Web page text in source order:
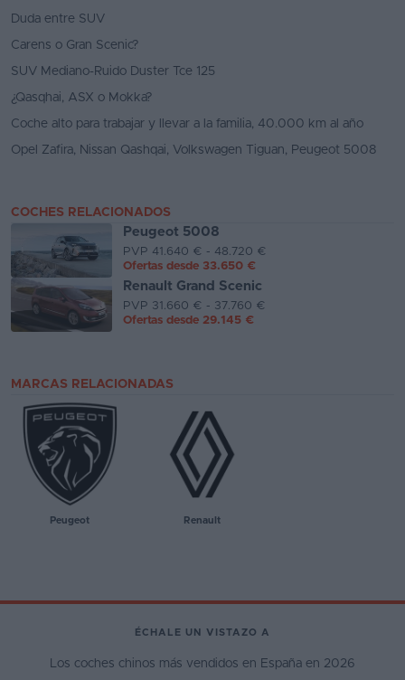
Duda entre SUV
Carens o Gran Scenic?
SUV Mediano-Ruido Duster Tce 125
¿Qasqhai, ASX o Mokka?
Coche alto para trabajar y llevar a la familia, 40.000 km al año
Opel Zafira, Nissan Qashqai, Volkswagen Tiguan, Peugeot 5008
COCHES RELACIONADOS
Peugeot 5008
PVP 41.640 € - 48.720 €
Ofertas desde 33.650 €
Renault Grand Scenic
PVP 31.660 € - 37.760 €
Ofertas desde 29.145 €
MARCAS RELACIONADAS
Peugeot Renault
ÉCHALE UN VISTAZO A
Los coches chinos más vendidos en España en 2026